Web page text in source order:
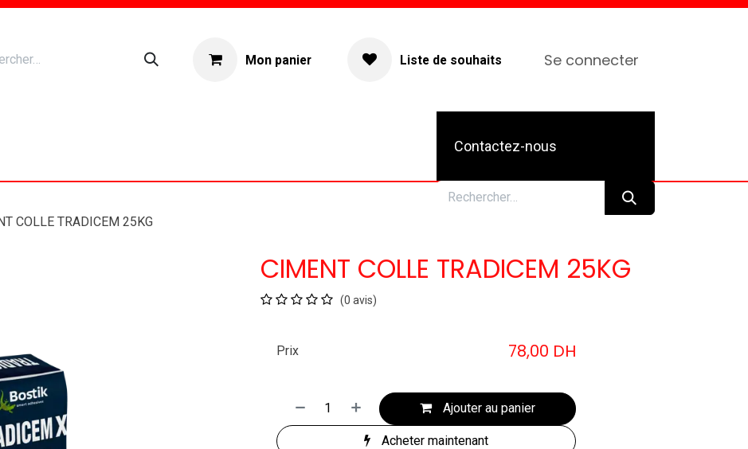
Mon panier Liste de souhaits Se connecter
Contactez-nous
COLLE TRADICEM 25KG
CIMENT COLLE TRADICEM 25KG
(0 avis)
Ajouter au panier
Acheter maintenant
Prix 78,00 DH